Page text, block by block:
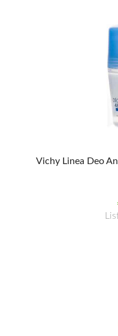
Vichy Linea Deo